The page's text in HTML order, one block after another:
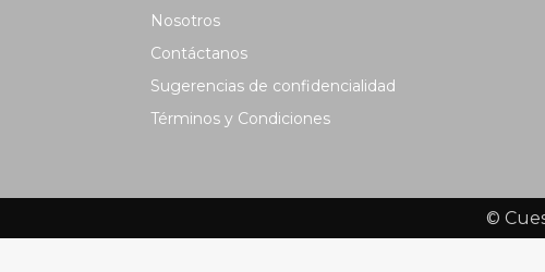
Nosotros
Contáctanos
Sugerencias de confidencialidad
Términos y Condiciones
©